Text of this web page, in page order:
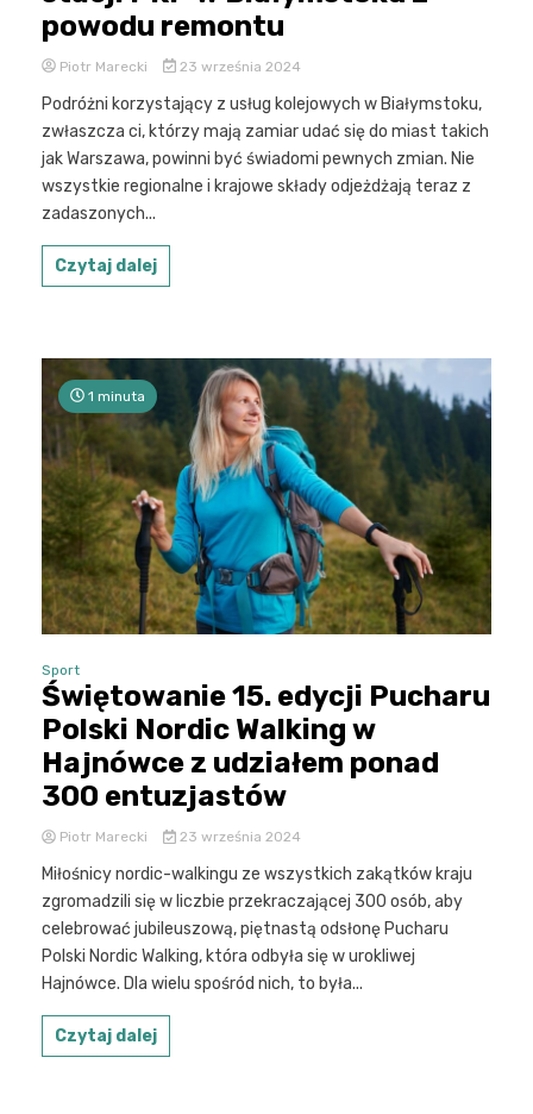
powodu remontu
Piotr Marecki 23 września 2024
Podróżni korzystający z usług kolejowych w Białymstoku,
zwłaszcza ci, którzy mają zamiar udać się do miast takich
jak Warszawa, powinni być świadomi pewnych zmian. Nie
wszystkie regionalne i krajowe składy odjeżdżają teraz z
zadaszonych...
Czytaj dalej
1 minuta
Sport
Świętowanie 15. edycji Pucharu
Polski Nordic Walking w
Hajnówce z udziałem ponad
300 entuzjastów
Piotr Marecki 23 września 2024
Miłośnicy nordic-walkingu ze wszystkich zakątków kraju
zgromadzili się w liczbie przekraczającej 300 osób, aby
celebrować jubileuszową, piętnastą odsłonę Pucharu
Polski Nordic Walking, która odbyła się w urokliwej
Hajnówce. Dla wielu spośród nich, to była...
Czytaj dalej